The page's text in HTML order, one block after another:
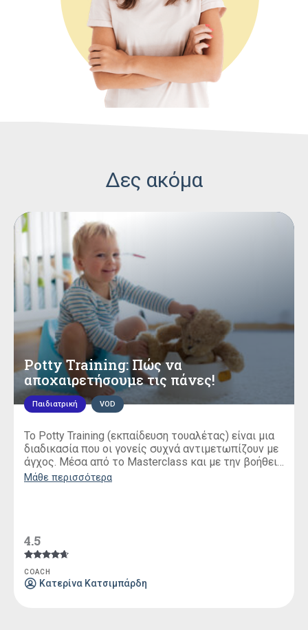
Δες ακόμα
Potty Training: Πώς να
αποχαιρετήσουμε τις πάνες!
Παιδιατρική VOD
To Potty Training (εκπαίδευση τουαλέτας) είναι μια
διαδικασία που οι γονείς συχνά αντιμετωπίζουν με
άγχος. Μέσα από το Masterclass και με την βοήθεια
της παιδιάτρουΚατερίνας Κατσιμπάρδη
Μάθε περισσότερα
4.5
με
4.50
από 5
COACH
Κατερίνα Κατσιμπάρδη